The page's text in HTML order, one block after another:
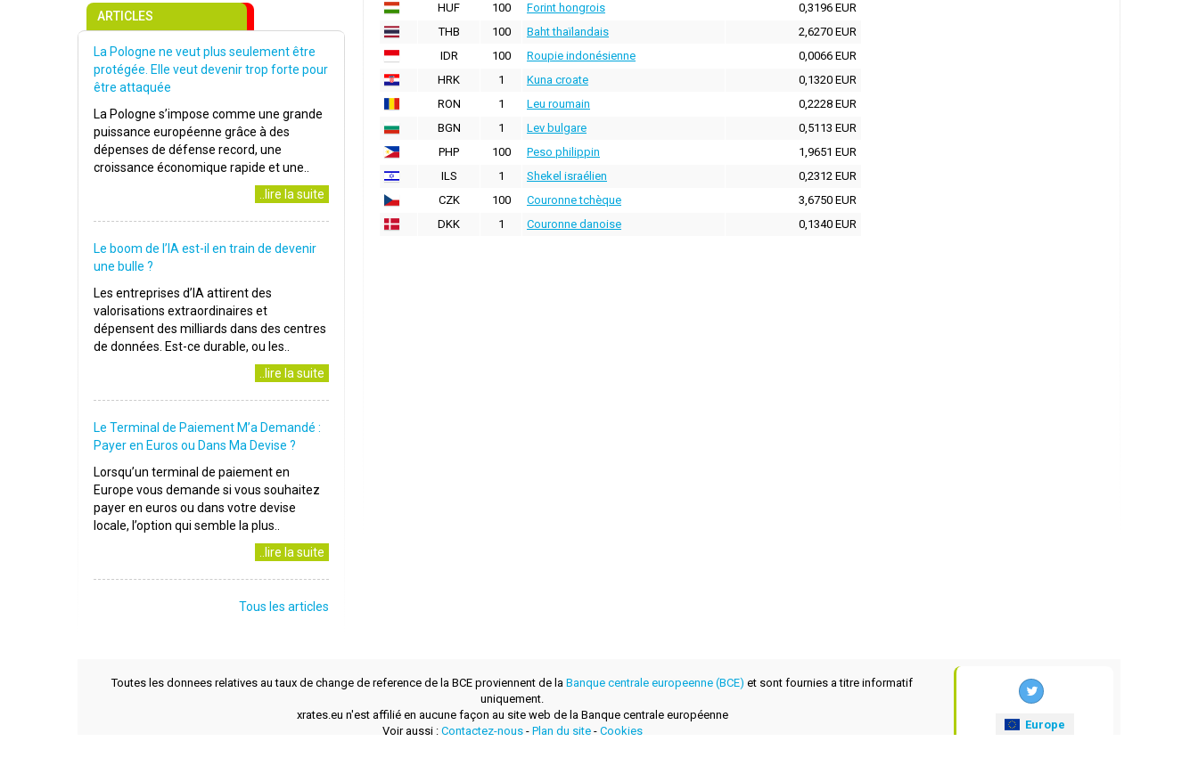
HUF
100 Forint hongrois
0,3196 EUR
THB
100 Baht thaïlandais
2,6270 EUR
IDR
100 Roupie indonésienne
0,0066 EUR
HRK
1 Kuna croate
0,1320 EUR
RON
1 Leu roumain
0,2228 EUR
BGN
1 Lev bulgare
0,5113 EUR
PHP
100 Peso philippin
1,9651 EUR
ILS
1 Shekel israélien
0,2312 EUR
CZK
100 Couronne tchèque
3,6750 EUR
DKK
1 Couronne danoise 0,1340 EUR
ARTICLES
La Pologne ne veut plus seulement être
protégée. Elle veut devenir trop forte pour
être attaquée
La Pologne s’impose comme une grande
puissance européenne grâce à des
dépenses de défense record, une
croissance économique rapide et une..
..lire la suite
Le boom de l’IA est-il en train de devenir
une bulle ?
Les entreprises d’IA attirent des
valorisations extraordinaires et
dépensent des milliards dans des centres
de données. Est-ce durable, ou les..
..lire la suite
Le Terminal de Paiement M’a Demandé :
Payer en Euros ou Dans Ma Devise ?
Lorsqu’un terminal de paiement en
Europe vous demande si vous souhaitez
payer en euros ou dans votre devise
locale, l’option qui semble la plus..
..lire la suite
Tous les articles
Toutes les donnees relatives au taux de change de reference de la BCE proviennent de la Banque centrale europeenne (BCE) et sont fournies a titre informatif
uniquement.
xrates.eu n'est affilié en aucune façon au site web de la Banque centrale européenne
Voir aussi : Contactez-nous- Plan du site- Cookies
Europe